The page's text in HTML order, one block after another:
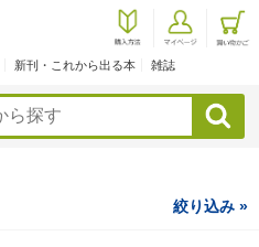
新刊・これから出る本 雑誌
検索
絞り込み »